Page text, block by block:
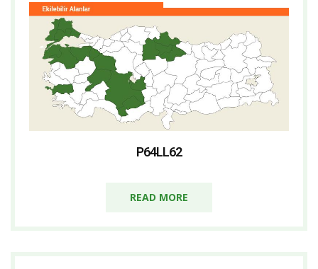
P64LL62
READ MORE